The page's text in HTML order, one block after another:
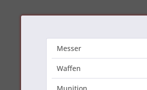
Messer
Waffen